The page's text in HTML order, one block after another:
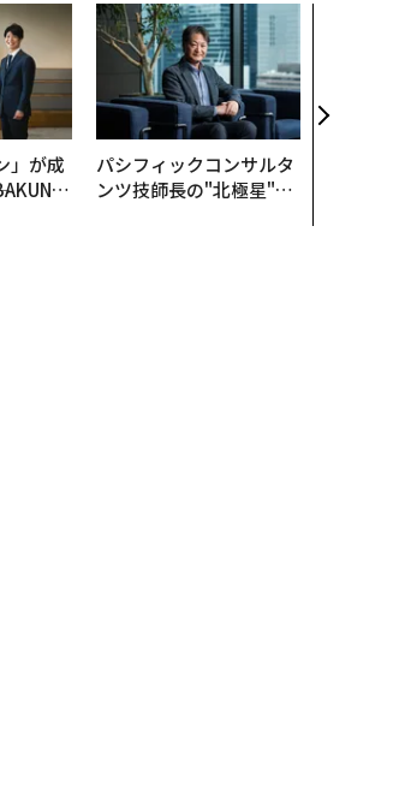
」が成
パシフィックコンサルタ
ンツ技師長の"北極星"。
る1日